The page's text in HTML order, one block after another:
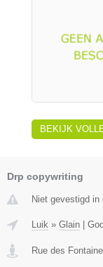
BEKIJK
Drp copywriting
Niet gevestigd in
Luik » Glain
Rue des